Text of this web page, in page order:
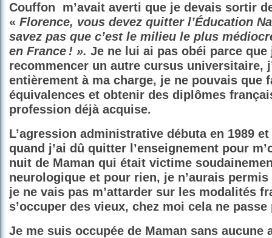
Couffon
m’avait averti que je devais sortir
« Florence, vous devez quitter l’Éducation
savez pas que c’est le milieu le plus
en France ! ». Je ne lui ai pas obéi parce que
recommencer un autre cursus universitaire,
entièrement à ma charge, je ne pouvais que
équivalences et obtenir des diplômes
profession déjà acquise.
L’agression administrative débuta en 1989 et
quand j’ai dû quitter l’enseignement pour
nuit de Maman qui était victime
neurologique et pour rien, je n’aurais
je ne vais pas m’attarder sur les modalités
s’occuper des vieux, chez moi cela ne passe
Je me suis occupée de Maman sans aucune